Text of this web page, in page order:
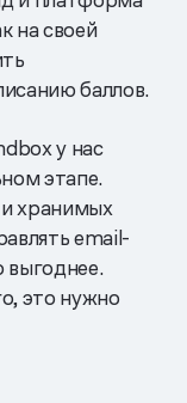
на своей
баллов.
у нас
этапе.
хранимых
email-
выгоднее.
это нужно